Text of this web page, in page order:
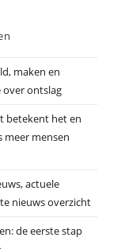
maken en
ontslag
betekent het en
meer mensen
actuele
nieuws overzicht
de eerste stap